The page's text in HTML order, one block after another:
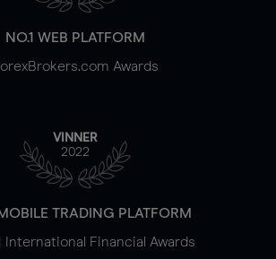
NO.1 WEB PLATFORM
Awards
VINNER
2022
TRADING PLATFORM
International Financial Awards